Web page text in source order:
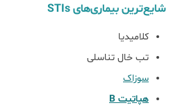
شایع‌ترین بیماری‌های STIs
کلامیدیا
تب خال تناسلی
سوزاک
هپاتیت B